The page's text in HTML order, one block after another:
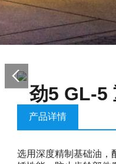
劲5 GL-5
产品详情
选用深度精制基础油，